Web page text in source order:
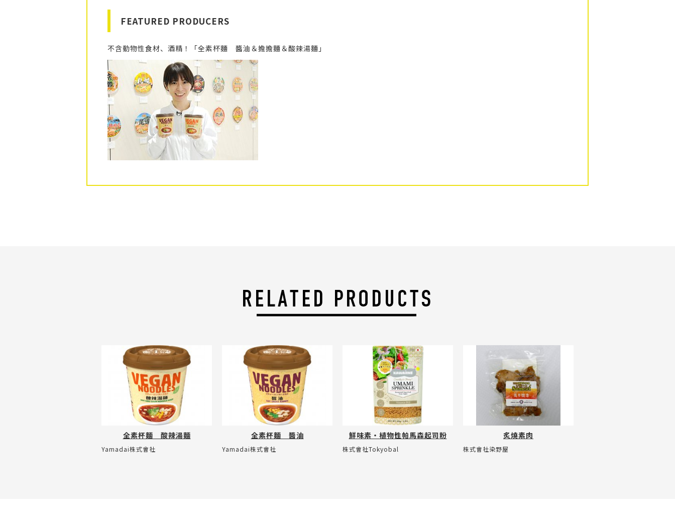
FEATURED PRODUCERS
不含動物性食材、酒精！「全素杯麵 醬油＆擔擔麵＆酸辣湯麵」
全素杯麵 酸辣湯麵
Yamadai株式會社
全素杯麵 醬油
Yamadai株式會社
鮮味素・植物性帕馬森起司粉
株式會社Tokyobal
炙燒素肉
株式會社染野屋